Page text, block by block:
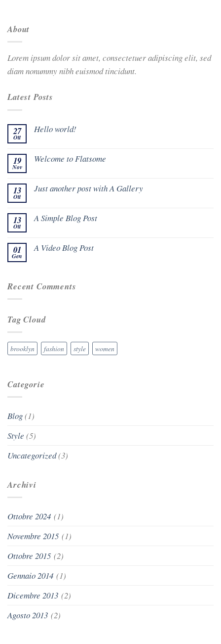
About
Lorem ipsum dolor sit amet, consectetuer adipiscing elit, sed
diam nonummy nibh euismod tincidunt.
Latest Posts
27
Ott
Hello world!
19
Nov
Welcome to Flatsome
13
Ott
Just another post with A Gallery
13
Ott
A Simple Blog Post
01
Gen
A Video Blog Post
Recent Comments
Tag Cloud
brooklyn fashion style women
Categorie
Blog(1)
Style (5)
Uncategorized(3)
Archivi
Ottobre 2024 (1)
Novembre 2015(1)
Ottobre 2015(2)
Gennaio 2014 (1)
Dicembre 2013 (2)
Agosto 2013 (2)